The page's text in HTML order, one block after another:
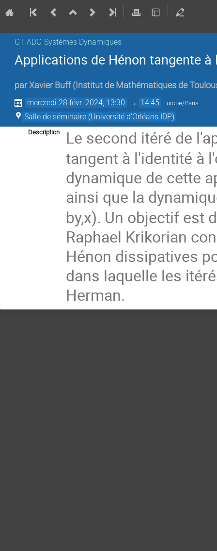
GT ADG-Systèmes Dynamiques
Applications de Hénon tangente
parXavier Buff ( Institut de Mathématiques de
mercredi 28 févr. 2024, 13:30 → 14:45 Europe/Paris
Salle de séminaire (Université d'Orléans IDP)
Description
Le second itéré de
tangent à l'identité à
dynamique de cette
ainsi que la
by,x). Un objectif est
Raphael Krikorian
Hénon dissipatives
dans laquelle les
Herman.